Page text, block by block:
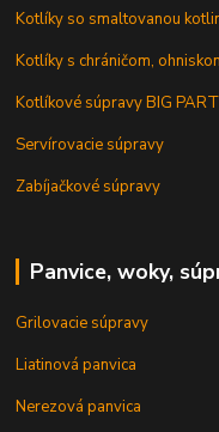
Kotlíky so smaltovanou
Kotlíky s chráničom,
Kotlíkové súpravy BIG
Servírovacie súpravy
Zabíjačkové súpravy
Panvice, woky,
Grilovacie súpravy
Liatinová panvica
Nerezová panvica